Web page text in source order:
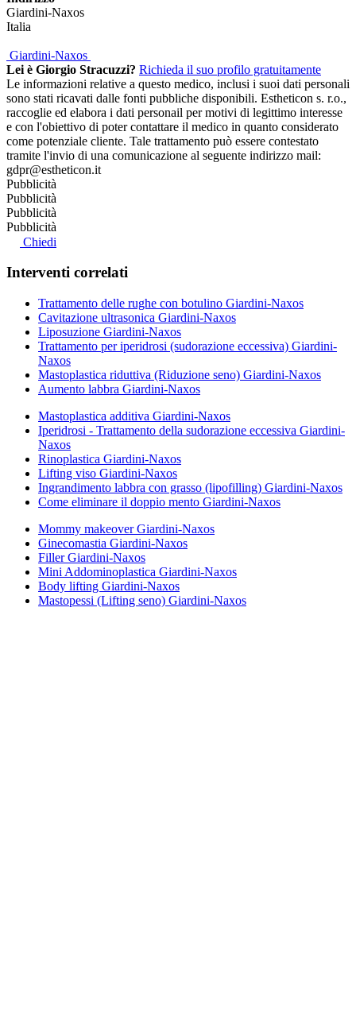
Giardini-Naxos
Italia
Giardini-Naxos
Lei è Giorgio Stracuzzi? Richieda il suo profilo gratuitamente
Le informazioni relative a questo medico, inclusi i suoi dati personali
sono stati ricavati dalle fonti pubbliche disponibili. Estheticon s. r.o.,
raccoglie ed elabora i dati personail per motivi di legittimo interesse
e con l'obiettivo di poter contattare il medico in quanto considerato
come potenziale cliente. Tale trattamento può essere contestato
tramite l'invio di una comunicazione al seguente indirizzo mail:
gdpr@estheticon.it
Pubblicità
Pubblicità
Pubblicità
Pubblicità
Chiedi
Interventi correlati
Trattamento delle rughe con botulino Giardini-Naxos
Cavitazione ultrasonica Giardini-Naxos
Liposuzione Giardini-Naxos
Trattamento per iperidrosi (sudorazione eccessiva) Giardini-
Naxos
Mastoplastica riduttiva (Riduzione seno) Giardini-Naxos
Aumento labbra Giardini-Naxos
Mastoplastica additiva Giardini-Naxos
Iperidrosi - Trattamento della sudorazione eccessiva Giardini-
Naxos
Rinoplastica Giardini-Naxos
Lifting viso Giardini-Naxos
Ingrandimento labbra con grasso (lipofilling) Giardini-Naxos
Come eliminare il doppio mento Giardini-Naxos
Mommy makeover Giardini-Naxos
Ginecomastia Giardini-Naxos
Filler Giardini-Naxos
Mini Addominoplastica Giardini-Naxos
Body lifting Giardini-Naxos
Mastopessi (Lifting seno) Giardini-Naxos